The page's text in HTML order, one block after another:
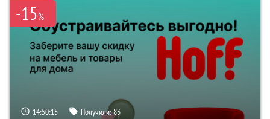
-15%
14:50:15 Получили:83